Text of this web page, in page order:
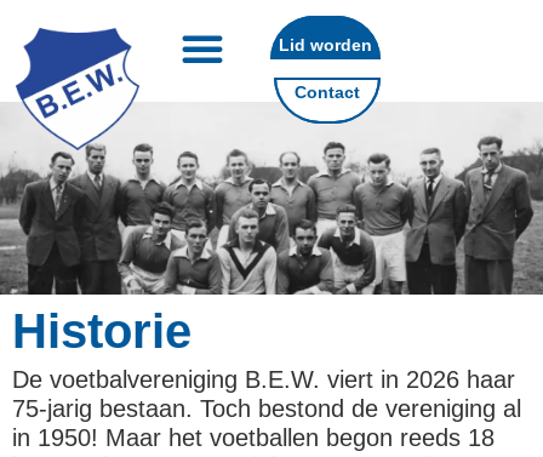
Lid worden
Contact
Historie
De voetbalvereniging B.E.W. viert in 2026 haar
75-jarig bestaan. Toch bestond de vereniging al
in 1950! Maar het voetballen begon reeds 18